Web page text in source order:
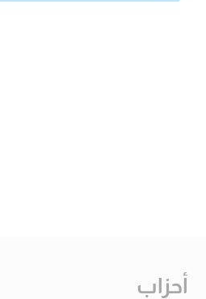
أحزاب